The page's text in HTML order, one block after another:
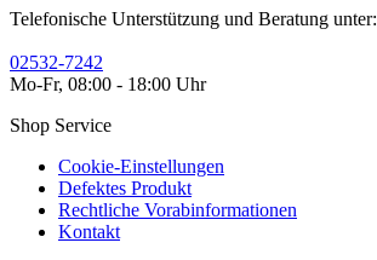
Telefonische Unterstützung und Beratung unter:
02532-7242
Mo-Fr, 08:00 - 18:00 Uhr
Shop Service
Cookie-Einstellungen
Defektes Produkt
Rechtliche Vorabinformationen
Kontakt